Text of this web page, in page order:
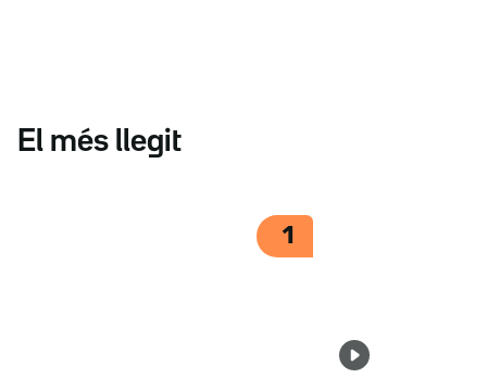
El més llegit
1